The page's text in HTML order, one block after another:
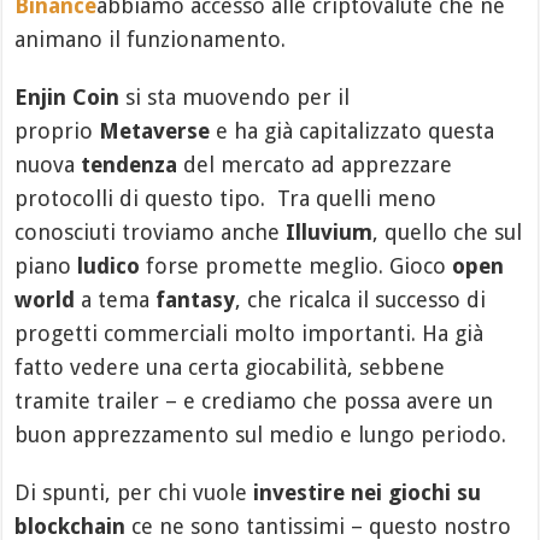
animano il funzionamento.
Enjin Coin si sta muovendo per il
proprio Metaverse e ha già capitalizzato questa
nuova tendenza del mercato ad apprezzare
protocolli di questo tipo. Tra quelli meno
conosciuti troviamo anche Illuvium, quello che sul
piano ludico forse promette meglio. Gioco open
world a tema fantasy, che ricalca il successo di
progetti commerciali molto importanti. Ha già
fatto vedere una certa giocabilità, sebbene
tramite trailer – e crediamo che possa avere un
buon apprezzamento sul medio e lungo periodo.
Di spunti, per chi vuole investire nei giochi su
blockchain ce ne sono tantissimi – questo nostro